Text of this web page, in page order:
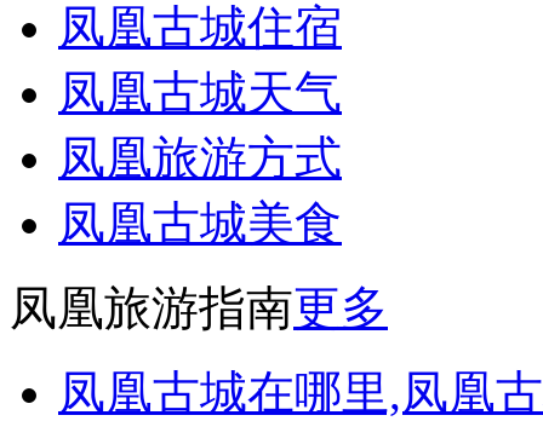
凤凰古城住宿
凤凰古城天气
凤凰旅游方式
凤凰古城美食
凤凰旅游指南更多
凤凰古城在哪里,凤凰